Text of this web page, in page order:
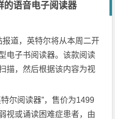
的语音电子阅读器
道，英特尔将从本周二开
电子书阅读器。该款阅读
描，然后根据该内容为视
尔阅读器”，售价为1499
视或诵读困难症患者，由